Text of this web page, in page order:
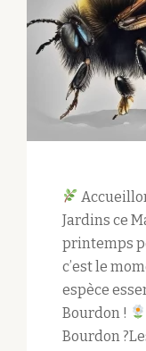
Jardins ce
printemps
c’est le
espèce
Bourdon !
Bourdon